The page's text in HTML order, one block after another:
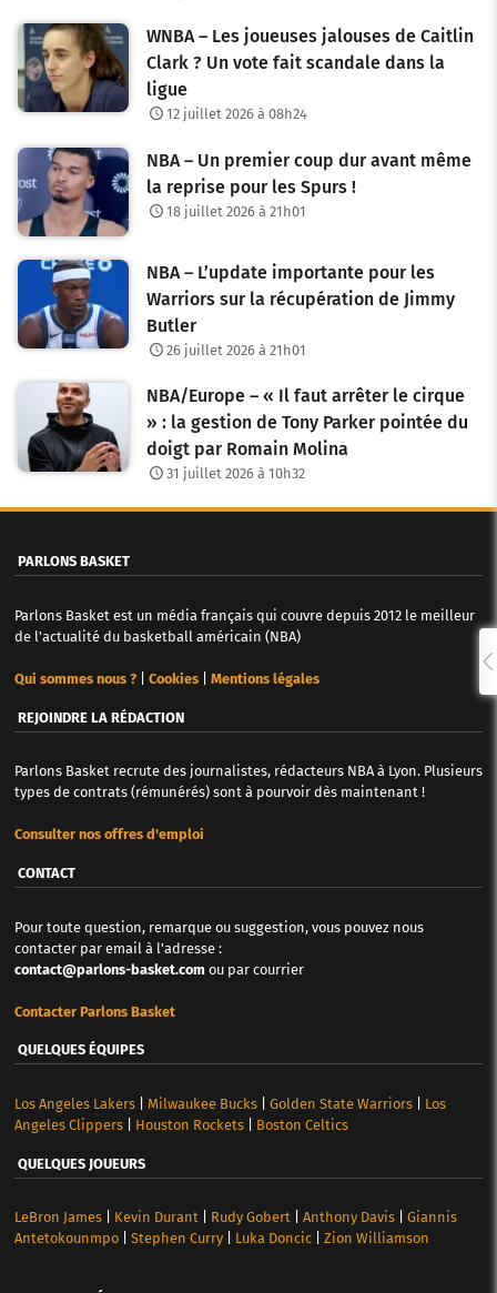
WNBA – Les joueuses jalouses de Caitlin
Clark ? Un vote fait scandale dans la
ligue
12 juillet 2026 à 08h24
NBA – Un premier coup dur avant même
la reprise pour les Spurs !
18 juillet 2026 à 21h01
NBA – L’update importante pour les
Warriors sur la récupération de Jimmy
Butler
26 juillet 2026 à 21h01
NBA/Europe – « Il faut arrêter le cirque
» : la gestion de Tony Parker pointée du
doigt par Romain Molina
31 juillet 2026 à 10h32
PARLONS BASKET
Parlons Basket est un média français qui couvre depuis 2012 le meilleur
de l'actualité du basketball américain (NBA)
Qui sommes nous ?| Cookies| Mentions légales
REJOINDRE LA RÉDACTION
Parlons Basket recrute des journalistes, rédacteurs NBA à Lyon. Plusieurs
types de contrats (rémunérés) sont à pourvoir dès maintenant !
Consulter nos offres d'emploi
CONTACT
Pour toute question, remarque ou suggestion, vous pouvez nous
contacter par email à l'adresse :
contact@parlons-basket.com ou par courrier
Contacter Parlons Basket
QUELQUES ÉQUIPES
Los Angeles Lakers| Milwaukee Bucks| Golden State Warriors| Los
Angeles Clippers| Houston Rockets| Boston Celtics
QUELQUES JOUEURS
LeBron James| Kevin Durant| Rudy Gobert| Anthony Davis| Giannis
Antetokounmpo| Stephen Curry| Luka Doncic| Zion Williamson